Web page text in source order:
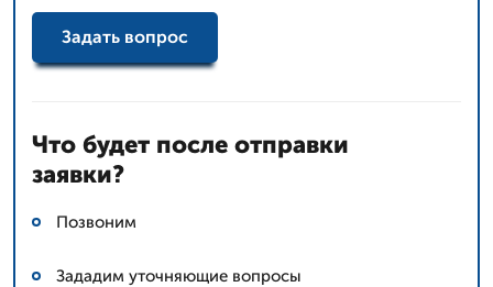
Задать вопрос
Что будет после отправки
заявки?
Позвоним
Зададим уточняющие вопросы